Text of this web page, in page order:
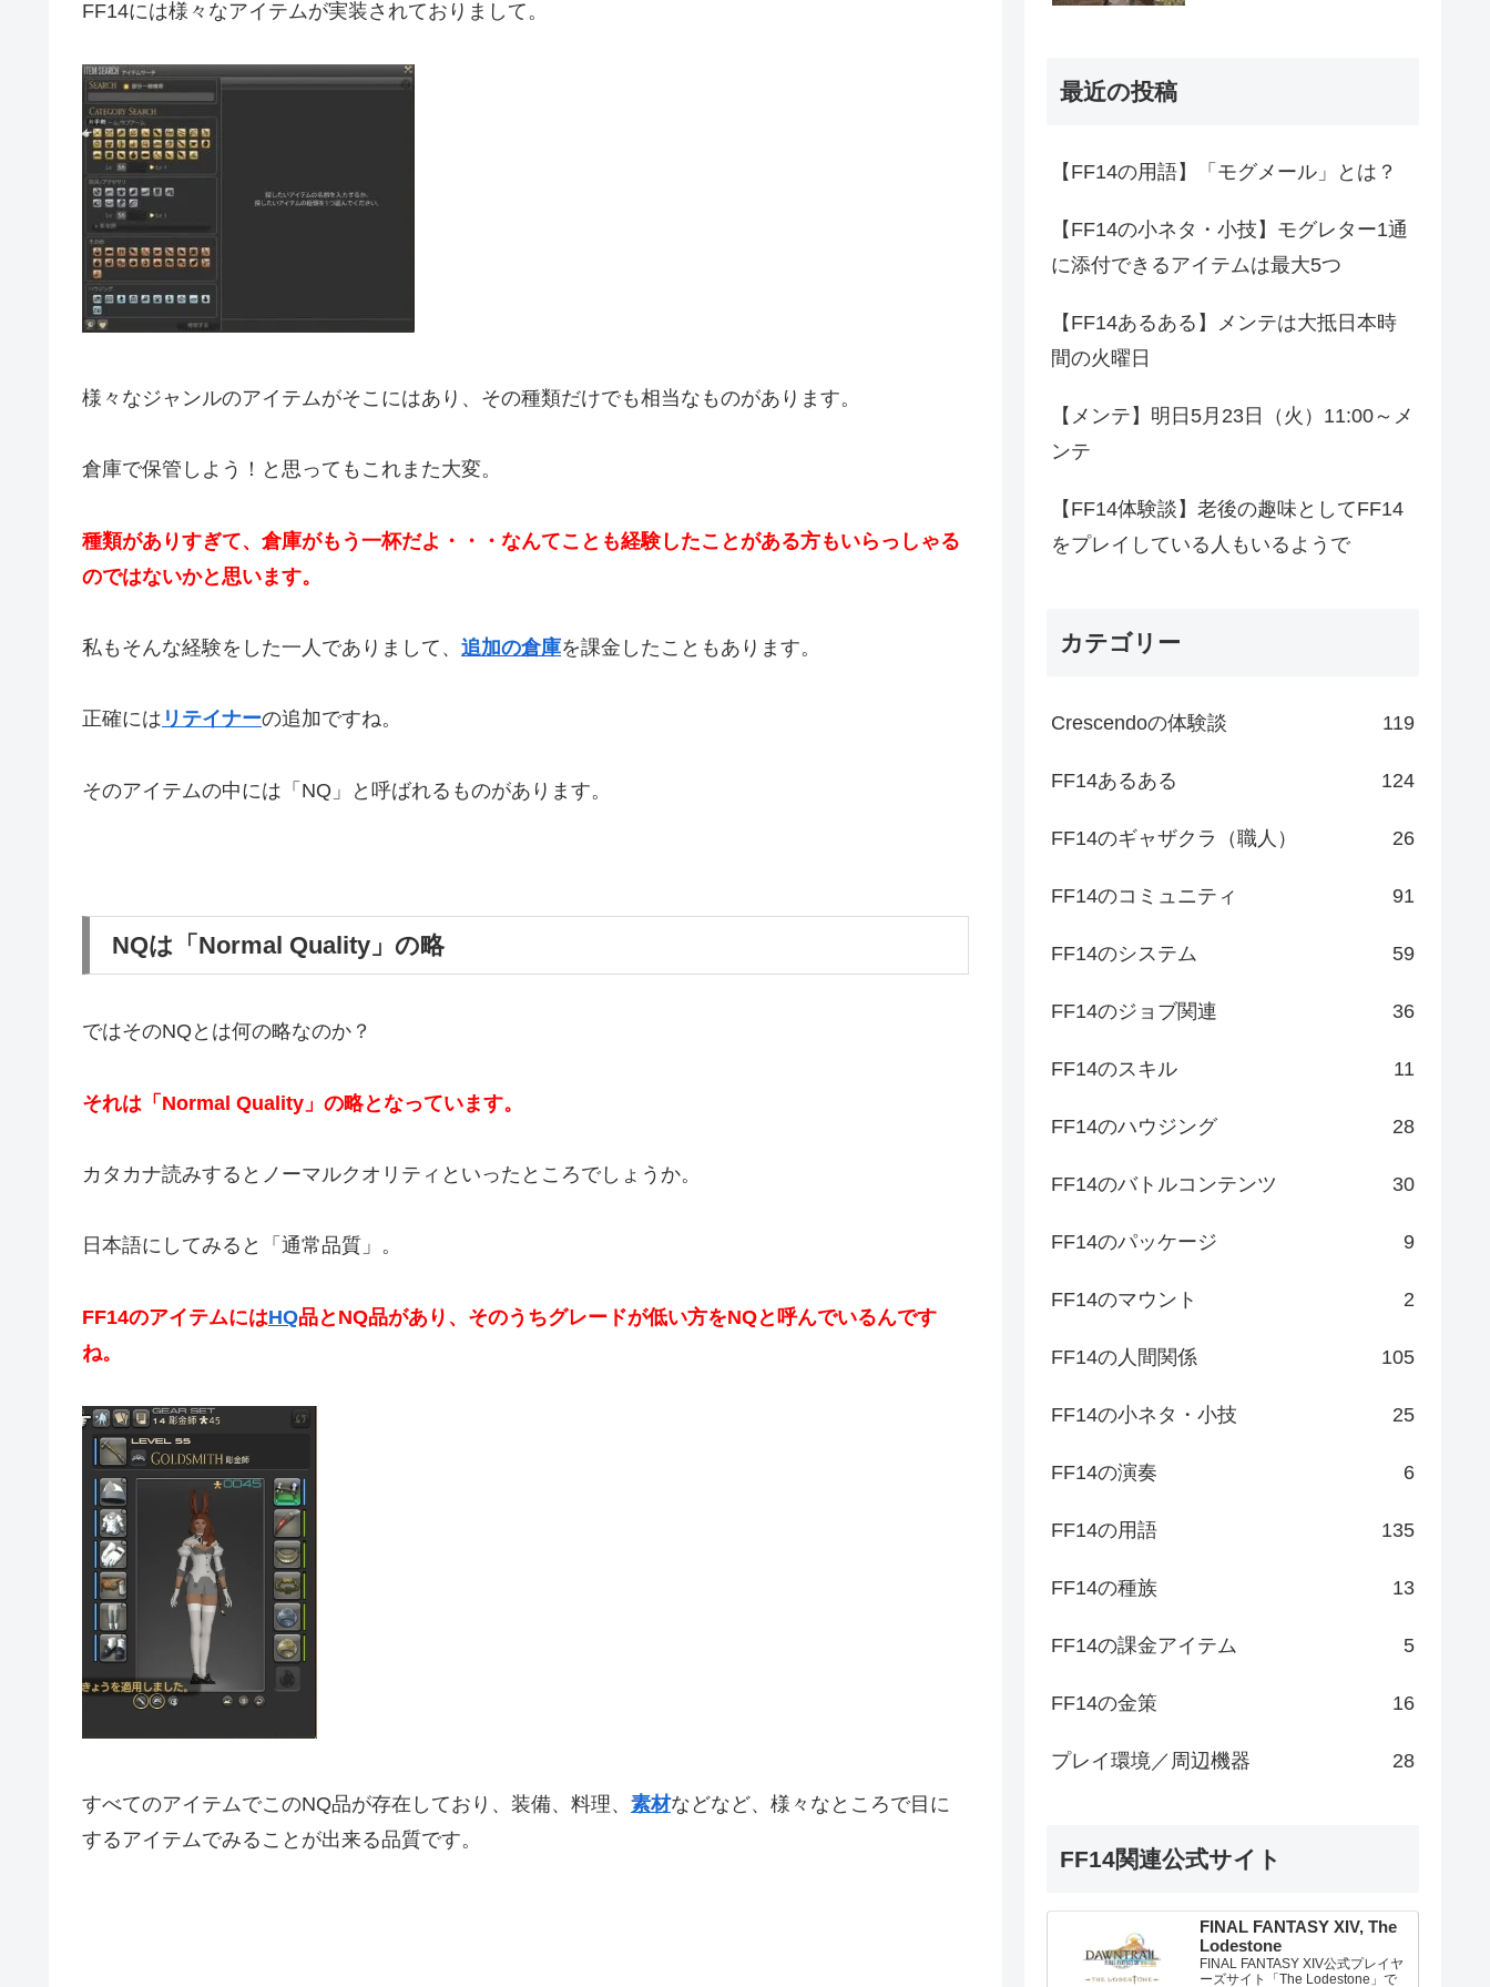
FF14には様々なアイテムが実装されておりまして。
様々なジャンルのアイテムがそこにはあり、その種類だけでも相当なものがあります。
倉庫で保管しよう！と思ってもこれまた大変。
種類がありすぎて、倉庫がもう一杯だよ・・・なんてことも経験したことがある方もいらっしゃる
のではないかと思います。
私もそんな経験をした一人でありまして、 追加の倉庫を課金したこともあります。
正確には リテイナーの追加ですね。
そのアイテムの中には「NQ」と呼ばれるものがあります。
NQは「Normal Quality」の略
ではそのNQとは何の略なのか？
それは「Normal Quality」の略となっています。
カタカナ読みするとノーマルクオリティといったところでしょうか。
日本語にしてみると「通常品質」。
FF14のアイテムにはHQ品とNQ品があり、そのうちグレードが低い方をNQと呼んでいるんです
ね。
すべてのアイテムでこのNQ品が存在しており、装備、料理、 素材などなど、様々なところで目に
するアイテムでみることが出来る品質です。
最近の投稿
【FF14の用語】「モグメール」とは？
【FF14の小ネタ・小技】モグレター1通
に添付できるアイテムは最大5つ
【FF14あるある】メンテは大抵日本時
間の火曜日
【メンテ】明日5月23日（火）11:00～メ
ンテ
【FF14体験談】老後の趣味としてFF14
をプレイしている人もいるようで
カテゴリー
Crescendoの体験談 119
FF14あるある 124
FF14のギャザクラ（職人） 26
FF14のコミュニティ 91
FF14のシステム 59
FF14のジョブ関連 36
FF14のスキル 11
FF14のハウジング 28
FF14のバトルコンテンツ 30
FF14のパッケージ 9
FF14のマウント 2
FF14の人間関係 105
FF14の小ネタ・小技 25
FF14の演奏 6
FF14の用語 135
FF14の種族 13
FF14の課金アイテム 5
FF14の金策 16
プレイ環境／周辺機器 28
FF14関連公式サイト
FINAL FANTASY XIV, The
Lodestone
FINAL FANTASY XIV公式プレイヤ
ーズサイト「The Lodestone」で